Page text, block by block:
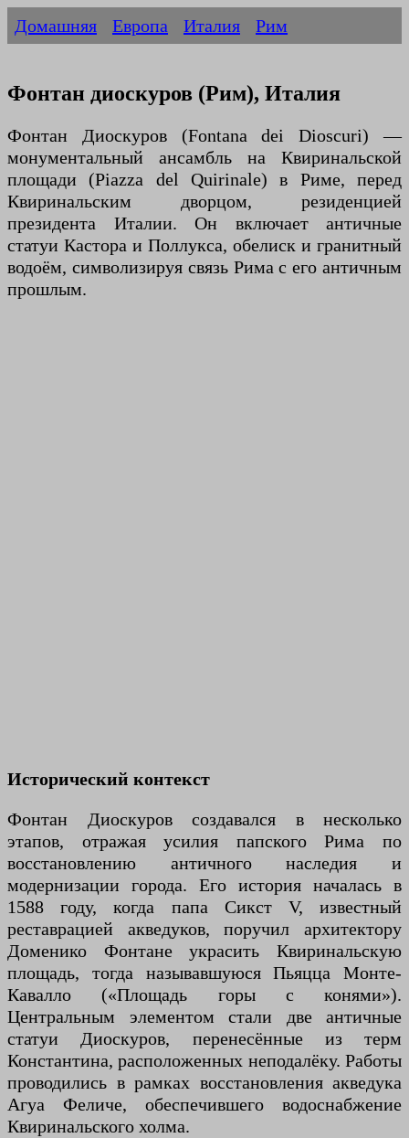
Домашняя Европа Италия Рим
Фонтан диоскуров (Рим), Италия
Фонтан Диоскуров (Fontana dei Dioscuri) —
монументальный ансамбль на Квиринальской
площади (Piazza del Quirinale) в Риме, перед
Квиринальским дворцом, резиденцией
президента Италии. Он включает античные
статуи Кастора и Поллукса, обелиск и гранитный
водоём, символизируя связь Рима с его античным
прошлым.
Исторический контекст
Фонтан Диоскуров создавался в несколько
этапов, отражая усилия папского Рима по
восстановлению античного наследия и
модернизации города. Его история началась в
1588 году, когда папа Сикст V, известный
реставрацией акведуков, поручил архитектору
Доменико Фонтане украсить Квиринальскую
площадь, тогда называвшуюся Пьяцца Монте-
Кавалло («Площадь горы с конями»).
Центральным элементом стали две античные
статуи Диоскуров, перенесённые из терм
Константина, расположенных неподалёку. Работы
проводились в рамках восстановления акведука
Агуа Феличе, обеспечившего водоснабжение
Квиринальского холма.